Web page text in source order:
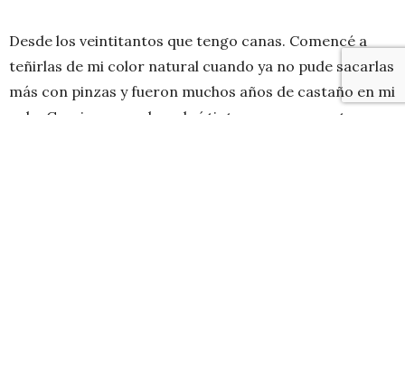
Desde los veintitantos que tengo canas. Comencé a
teñirlas de mi color natural cuando ya no pude sacarlas
más con pinzas y fueron muchos años de castaño en mi
pelo. Gracias a eso descubrí tinturas permanentes,